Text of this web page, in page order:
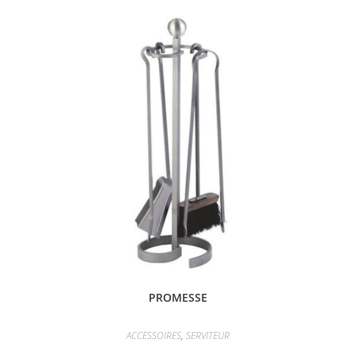
PROMESSE
ACCESSOIRES, SERVITEUR